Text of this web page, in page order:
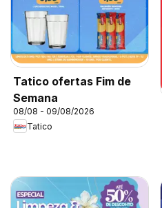
Tatico ofertas Fim de
Semana
08/08 - 09/08/2026
Tatico